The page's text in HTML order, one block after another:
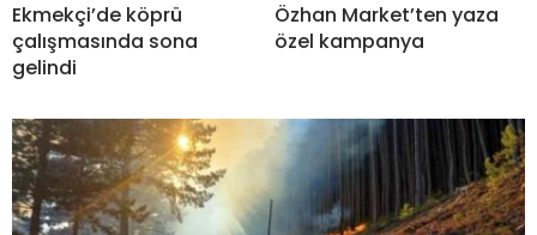
Ekmekçi’de köprü
çalışmasında sona
gelindi
Özhan Market’ten yaza
özel kampanya